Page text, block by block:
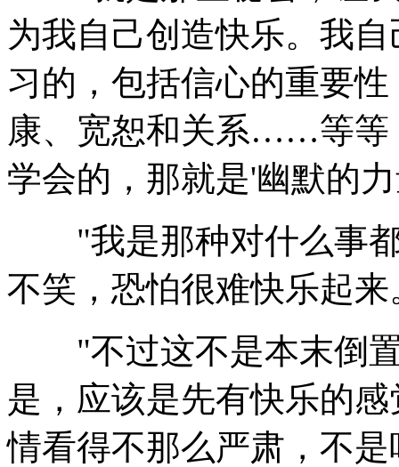
为我自己创造快乐。我
习的，包括信心的重要
康、宽恕和关系……等等
学会的，那就是'幽默的
"我是那种对什么事都
不笑，恐怕很难快乐起来
"不过这不是本末倒置
是，应该是先有快乐的
情看得不那么严肃，不